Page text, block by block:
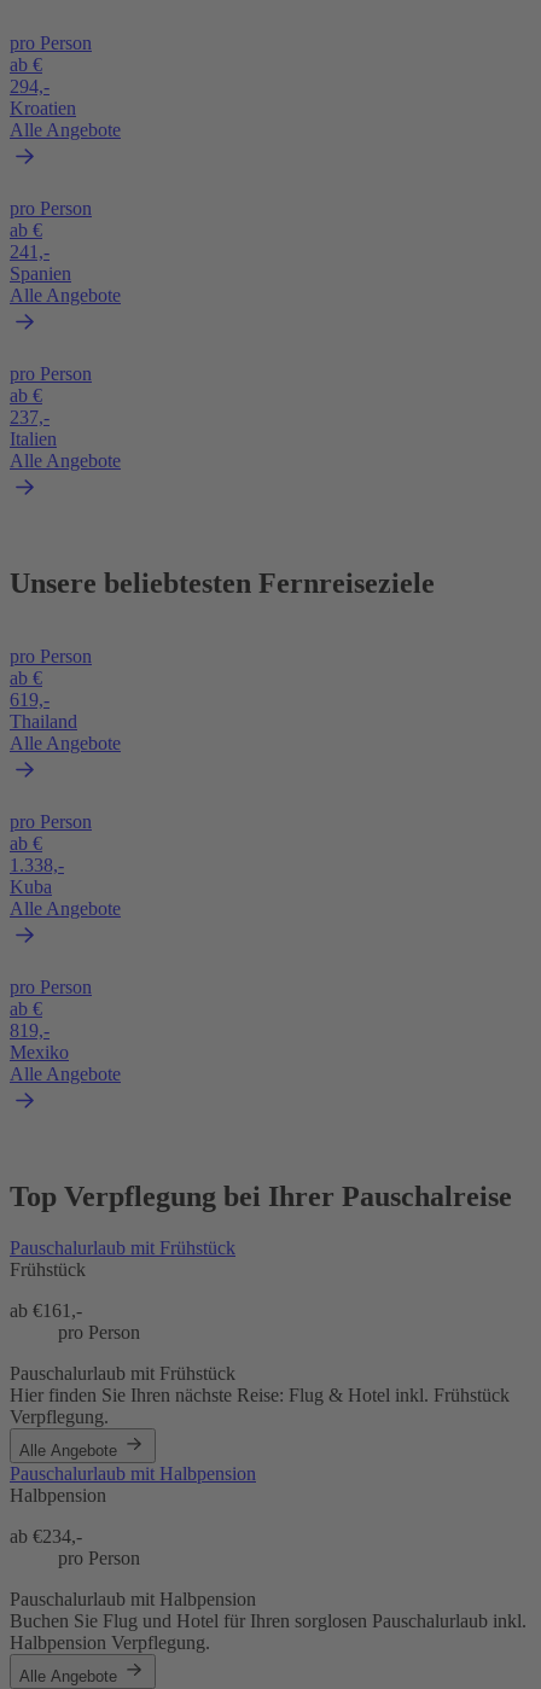
pro Person
ab €
294,-
Kroatien
Alle Angebote
pro Person
ab €
241,-
Spanien
Alle Angebote
pro Person
ab €
237,-
Italien
Alle Angebote
Unsere beliebtesten Fernreiseziele
pro Person
ab €
619,-
Thailand
Alle Angebote
pro Person
ab €
1.338,-
Kuba
Alle Angebote
pro Person
ab €
819,-
Mexiko
Alle Angebote
Top Verpflegung bei Ihrer Pauschalreise
Pauschalurlaub mit Frühstück
Frühstück
ab €161,-
pro Person
Pauschalurlaub mit Frühstück
Hier finden Sie Ihren nächste Reise: Flug & Hotel inkl. Frühstück
Verpflegung.
Alle Angebote
Pauschalurlaub mit Halbpension
Halbpension
ab €234,-
pro Person
Pauschalurlaub mit Halbpension
Buchen Sie Flug und Hotel für Ihren sorglosen Pauschalurlaub inkl.
Halbpension Verpflegung.
Alle Angebote